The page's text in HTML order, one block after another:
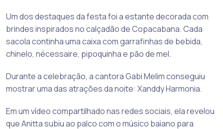
Um dos destaques da festa foi a estante decorada com
brindes inspirados no calçadão de Copacabana. Cada
sacola continha uma caixa com garrafinhas de bebida,
chinelo, nécessaire, pipoquinha e pão de mel.
Durante a celebração, a cantora Gabi Melim conseguiu
mostrar uma das atrações da noite: Xanddy Harmonia.
Em um vídeo compartilhado nas redes sociais, ela revelou
que Anitta subiu ao palco com o músico baiano para